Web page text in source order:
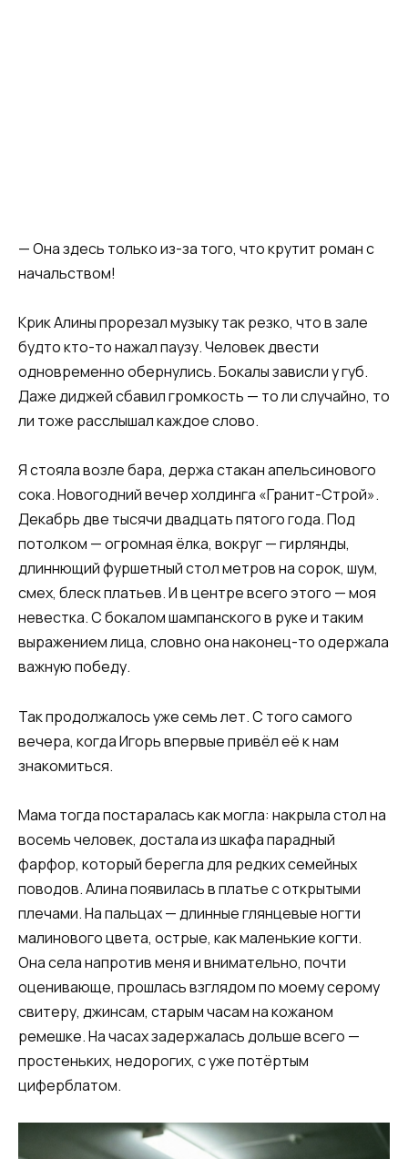
— Она здесь только из-за того, что крутит роман с
начальством!
Крик Алины прорезал музыку так резко, что в зале
будто кто-то нажал паузу. Человек двести
одновременно обернулись. Бокалы зависли у губ.
Даже диджей сбавил громкость — то ли случайно, то
ли тоже расслышал каждое слово.
Я стояла возле бара, держа стакан апельсинового
сока. Новогодний вечер холдинга «Гранит-Строй».
Декабрь две тысячи двадцать пятого года. Под
потолком — огромная ёлка, вокруг — гирлянды,
длиннющий фуршетный стол метров на сорок, шум,
смех, блеск платьев. И в центре всего этого — моя
невестка. С бокалом шампанского в руке и таким
выражением лица, словно она наконец-то одержала
важную победу.
Так продолжалось уже семь лет. С того самого
вечера, когда Игорь впервые привёл её к нам
знакомиться.
Мама тогда постаралась как могла: накрыла стол на
восемь человек, достала из шкафа парадный
фарфор, который берегла для редких семейных
поводов. Алина появилась в платье с открытыми
плечами. На пальцах — длинные глянцевые ногти
малинового цвета, острые, как маленькие когти.
Она села напротив меня и внимательно, почти
оценивающе, прошлась взглядом по моему серому
свитеру, джинсам, старым часам на кожаном
ремешке. На часах задержалась дольше всего —
простеньких, недорогих, с уже потёртым
циферблатом.